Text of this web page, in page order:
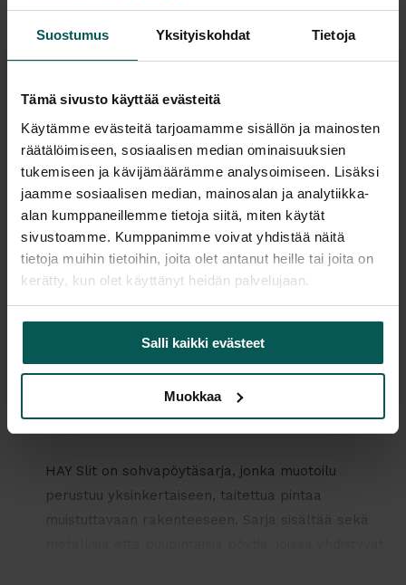
Suostumus Yksityiskohdat Tietoja
Tämä sivusto käyttää evästeitä
Käytämme evästeitä tarjoamamme sisällön ja mainosten
räätälöimiseen, sosiaalisen median ominaisuuksien
tukemiseen ja kävijämäärämme analysoimiseen. Lisäksi
jaamme sosiaalisen median, mainosalan ja analytiikka-
alan kumppaneillemme tietoja siitä, miten käytät
sivustoamme. Kumppanimme voivat yhdistää näitä
tietoja muihin tietoihin, joita olet antanut heille tai joita on
kerätty, kun olet käyttänyt heidän palvelujaan.
Salli kaikki evästeet
Muokkaa
Vantaa: Tilaustuote
Tampere: Tilaustuote
Toimitusaika: 6-8 vko
koko Suomeen.
Malli esillä myymälöissä (Tampere), tervetuloa tutustumaan!
Tulosta tuotekortti
Tuotekuvaus
HAY Slit on sohvapöytäsarja, jonka muotoilu
perustuu yksinkertaiseen, taitettua pintaa